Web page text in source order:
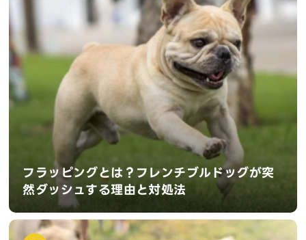
フラッピングとは？フレンチブルドッグが突
然ダッシュする理由と対処法